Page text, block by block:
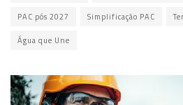
PAC pós 2027 Simplificação PAC
Água que Une